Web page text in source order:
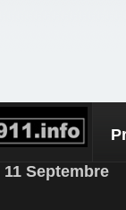
Septembre